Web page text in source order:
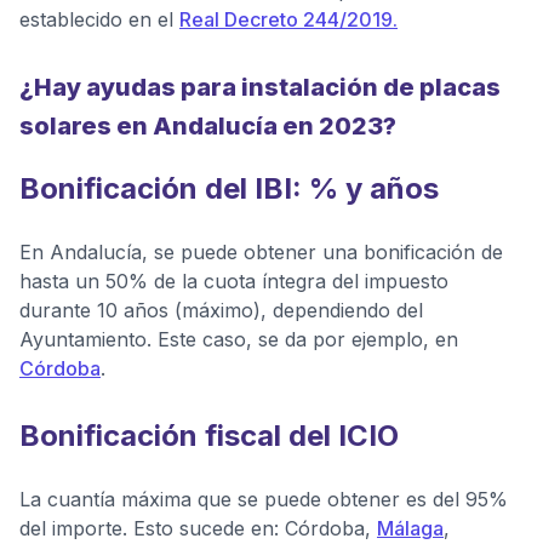
establecido en el Real Decreto 244/2019.
¿Hay ayudas para instalación de placas
solares en Andalucía en 2023?
Bonificación del IBI: % y años
En Andalucía, se puede obtener una bonificación de
hasta un 50% de la cuota íntegra del impuesto
durante 10 años (máximo), dependiendo del
Ayuntamiento. Este caso, se da por ejemplo, en
Córdoba.
Bonificación fiscal del ICIO
La cuantía máxima que se puede obtener es del 95%
del importe. Esto sucede en: Córdoba, Málaga,